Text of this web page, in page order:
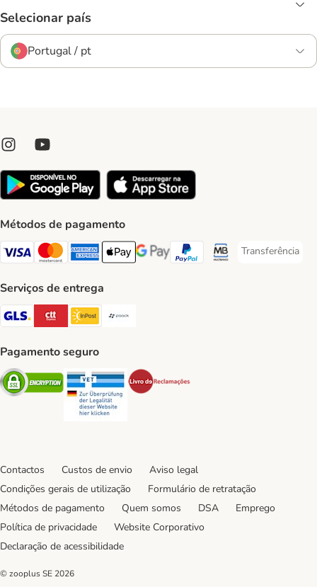
Selecionar país
Portugal / pt
Métodos de pagamento
Visa Payment Method
Mastercard Payment Method
American Express Payment Method
Apple Pay Payment Method
Google Pay Payment Method
PayPal Payment Method
Multibanco Payment
Transferência
Transferência
Serviços de entrega
GLS Shipping Method
CTTExpress Shipping Method
InPost Shipping Method
Pagamento seguro
Security Security
Contactos Custos de envio
Aviso legal
Condições gerais de utilização
Formulário de retratação
Métodos de pagamento
Quem somos DSA
Emprego
Política de privacidade
Website Corporativo
Declaração de acessibilidade
© zooplus SE 2026